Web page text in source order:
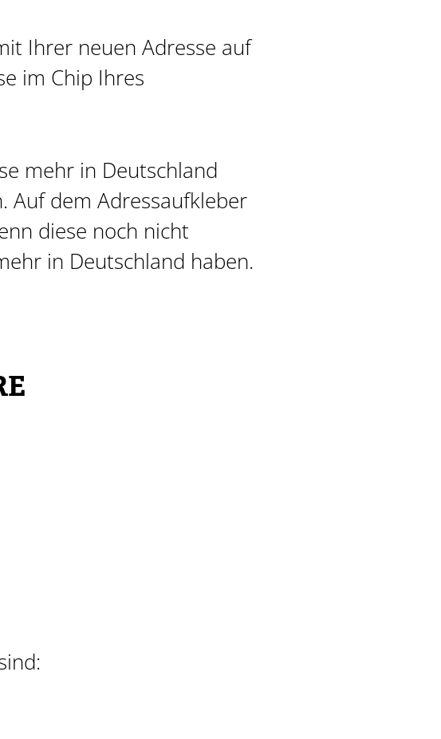
Ihrer neuen Adresse auf
im Chip Ihres
mehr in Deutschland
Auf dem Adressaufkleber
diese noch nicht
in Deutschland haben.